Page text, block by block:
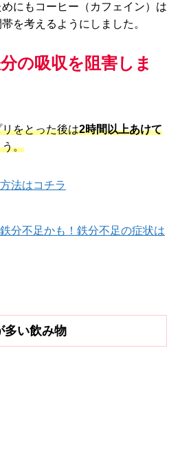
にもコーヒー（カフェイン）は
を考えるようにしました。
の吸収を阻害しま
をとった後は2時間以上あけて
。
法はコチラ
分不足かも！鉄分不足の症状は
多い飲み物